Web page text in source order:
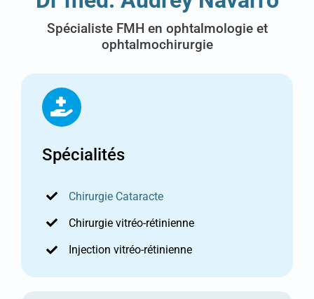
Spécialiste FMH en ophtalmologie et
ophtalmochirurgie
Spécialités
Chirurgie Cataracte
Chirurgie vitréo-rétinienne
Injection vitréo-rétinienne